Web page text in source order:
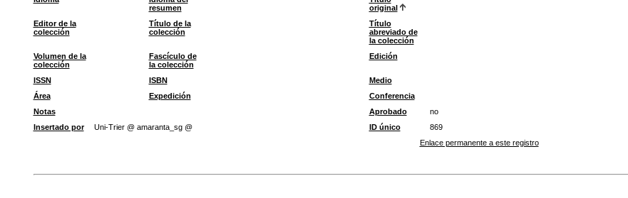
resumen
original
Editor de la
colección
Título de la
colección
Título
abreviado de
la colección
Volumen de la
colección
Fascículo de
la colección
Edición
ISSN ISBN
Medio
Área
Expedición
Conferencia
Notas
Aprobado
no
Insertado por
Uni-Trier @ amaranta_sg @ ID único
869
Enlace permanente a este registro